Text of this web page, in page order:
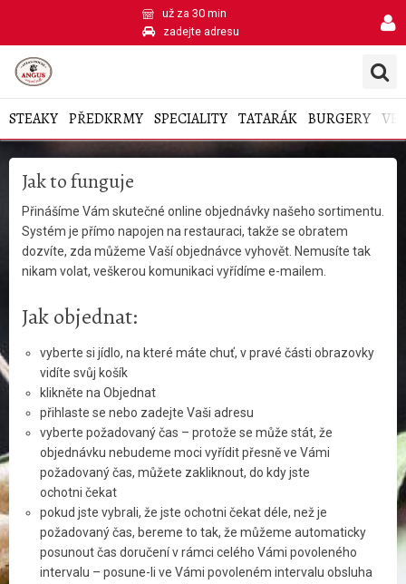
už za 30 min
zadejte adresu
STEAKY PŘEDKRMY SPECIALITY TATARÁK BURGERY
Jak to funguje
Přinášíme Vám skutečné online objednávky našeho sortimentu.
Systém je přímo napojen na restauraci, takže se obratem
dozvíte, zda můžeme Vaší objednávce vyhovět. Nemusíte tak
nikam volat, veškerou komunikaci vyřídíme e-mailem.
Jak objednat:
vyberte si jídlo, na které máte chuť, v pravé části obrazovky
vidíte svůj košík
klikněte na Objednat
přihlaste se nebo zadejte Vaši adresu
vyberte požadovaný čas – protože se může stát, že
objednávku nebudeme moci vyřídit přesně ve Vámi
požadovaný čas, můžete zakliknout, do kdy jste
ochotni čekat
pokud jste vybrali, že jste ochotni čekat déle, než je
požadovaný čas, bereme to tak, že můžeme automaticky
posunout čas doručení v rámci celého Vámi povoleného
intervalu – posune-li ve Vámi povoleném intervalu obsluha